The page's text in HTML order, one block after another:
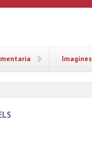
Imagines